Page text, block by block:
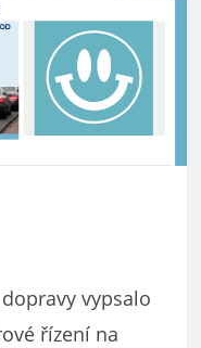
vypsalo
řízení na